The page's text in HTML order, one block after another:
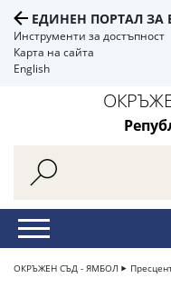
ЕДИНЕН ПОРТАЛ ЗА
Инструменти за достъпност
Карта на сайта
English
ОКРЪЖЕН СЪД - ЯМБОЛ